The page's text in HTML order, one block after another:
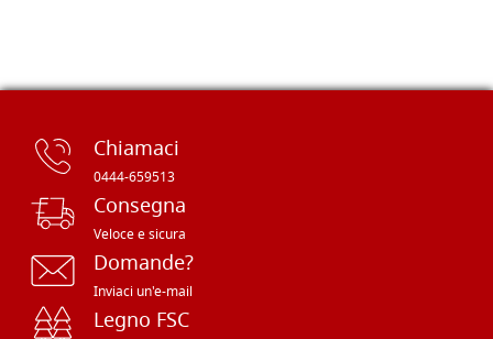
Chiamaci
0444-659513
Consegna
Veloce e sicura
Domande?
Inviaci un'e-mail
Legno FSC